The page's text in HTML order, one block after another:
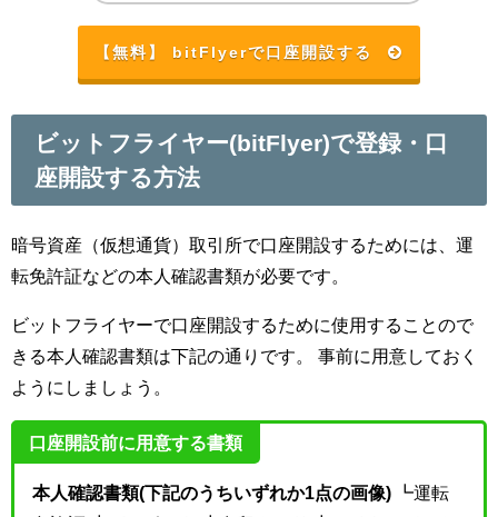
【無料】 bitFlyerで口座開設する
ビットフライヤー(bitFlyer)で登録・口
座開設する方法
暗号資産（仮想通貨）取引所で口座開設するためには、運
転免許証などの本人確認書類が必要です。
ビットフライヤーで口座開設するために使用することので
きる本人確認書類は下記の通りです。 事前に用意しておく
ようにしましょう。
口座開設前に用意する書類
本人確認書類(下記のうちいずれか1点の画像)
┗運転